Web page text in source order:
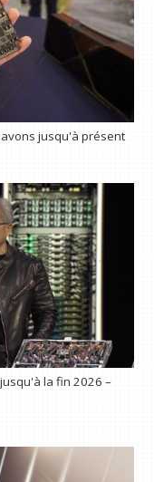
jusqu'à présent
la fin 2026 –